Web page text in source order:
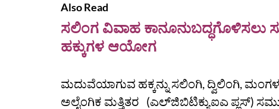
Also Read
ಸಲಿಂಗ ವಿವಾಹ ಕಾನೂನುಬದ್ಧಗೊಳಿಸಲು
ಹಕ್ಕುಗಳ ಆಯೋಗ
ಮದುವೆಯಾಗುವ ಹಕ್ಕನ್ನು ಸಲಿಂಗಿ, ದ್ವಿಲಿಂಗಿ,
ಅಲೈಂಗಿಕ ಮತ್ತಿತರ (ಎಲ್‌ಜಿಬಿಟಿಕ್ಯುಐಎ ಪ್ಲಸ್‌)